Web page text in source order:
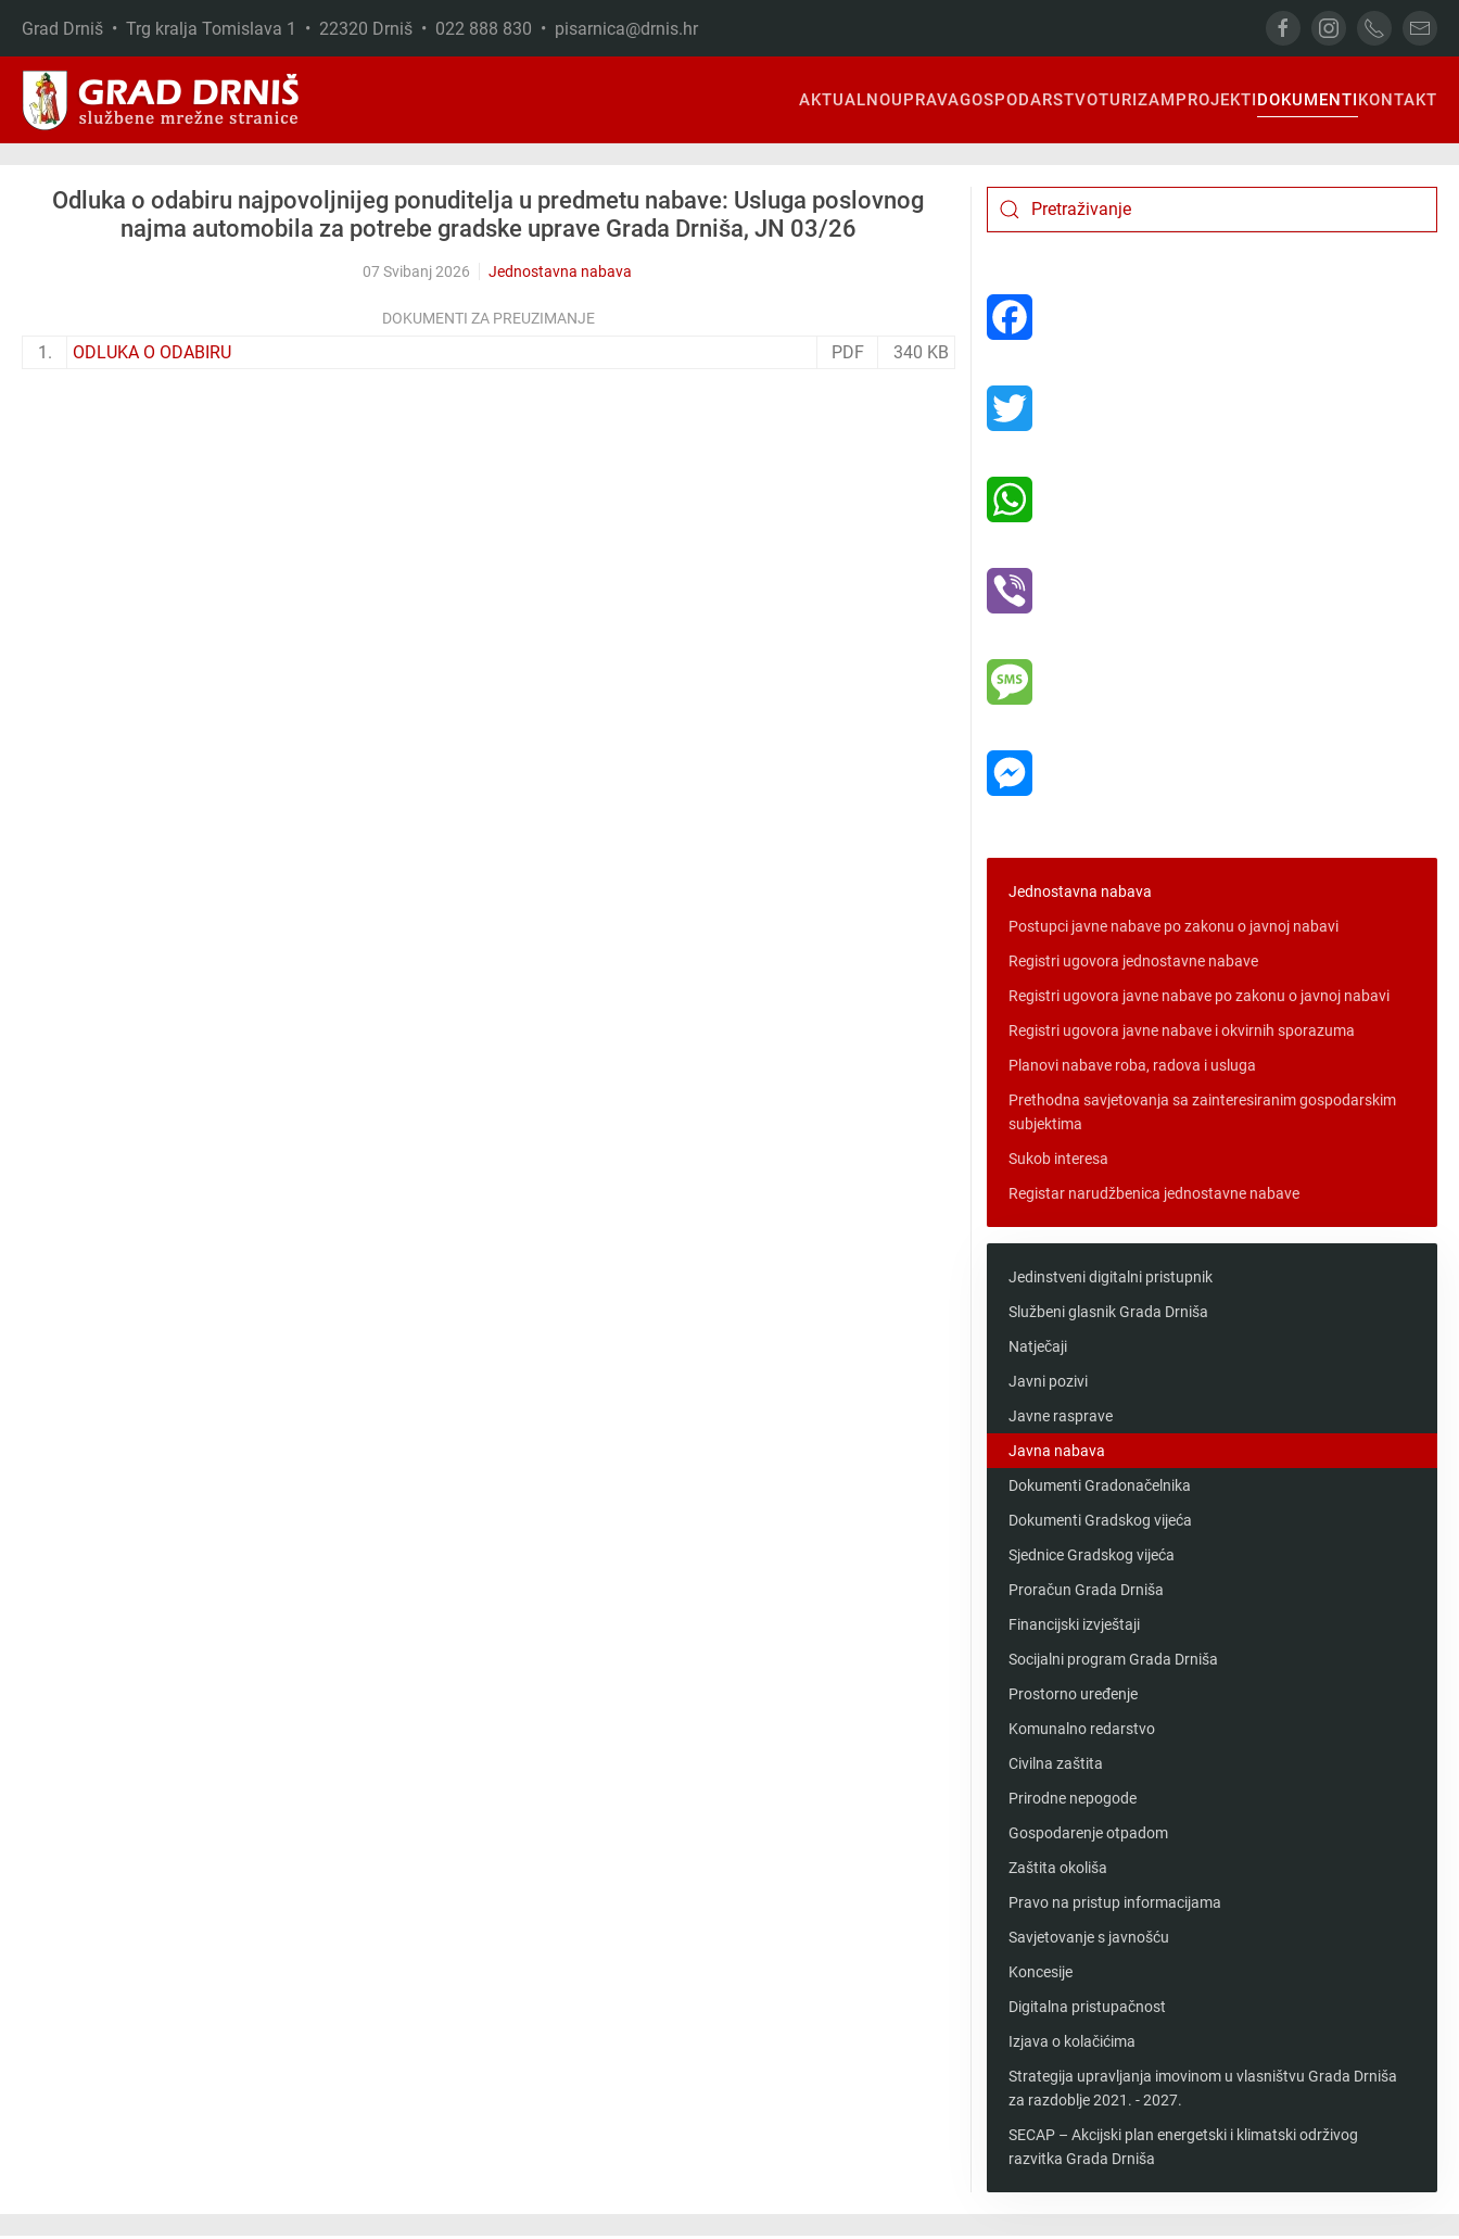
Skip to main content
Grad Drniš • Trg kralja Tomislava 1 • 22320 Drniš • 022 888 830 • pisarnica@drnis.hr
AKTUALNOUPRAVAGOSPODARSTVOTURIZAMPROJEKTIDOKUMENTIKONTAKT
Odluka o odabiru najpovoljnijeg ponuditelja u predmetu nabave: Usluga poslovnog
najma automobila za potrebe gradske uprave Grada Drniša, JN 03/26
07 Svibanj 2026 Jednostavna nabava
DOKUMENTI ZA PREUZIMANJE
1. ODLUKA O ODABIRU PDF 340 KB
Jednostavna nabava
Postupci javne nabave po zakonu o javnoj nabavi
Registri ugovora jednostavne nabave
Registri ugovora javne nabave po zakonu o javnoj nabavi
Registri ugovora javne nabave i okvirnih sporazuma
Planovi nabave roba, radova i usluga
Prethodna savjetovanja sa zainteresiranim gospodarskim
subjektima
Sukob interesa
Registar narudžbenica jednostavne nabave
Jedinstveni digitalni pristupnik
Službeni glasnik Grada Drniša
Natječaji
Javni pozivi
Javne rasprave
Javna nabava
Dokumenti Gradonačelnika
Dokumenti Gradskog vijeća
Sjednice Gradskog vijeća
Proračun Grada Drniša
Financijski izvještaji
Socijalni program Grada Drniša
Prostorno uređenje
Komunalno redarstvo
Civilna zaštita
Prirodne nepogode
Gospodarenje otpadom
Zaštita okoliša
Pravo na pristup informacijama
Savjetovanje s javnošću
Koncesije
Digitalna pristupačnost
Izjava o kolačićima
Strategija upravljanja imovinom u vlasništvu Grada Drniša
za razdoblje 2021. - 2027.
SECAP – Akcijski plan energetski i klimatski održivog
razvitka Grada Drniša